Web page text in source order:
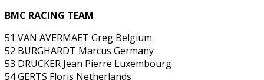
BMC RACING TEAM
51 VAN AVERMAET Greg Belgium
52 BURGHARDT Marcus Germany
53 DRUCKER Jean Pierre Luxembourg
54 GERTS Floris Netherlands